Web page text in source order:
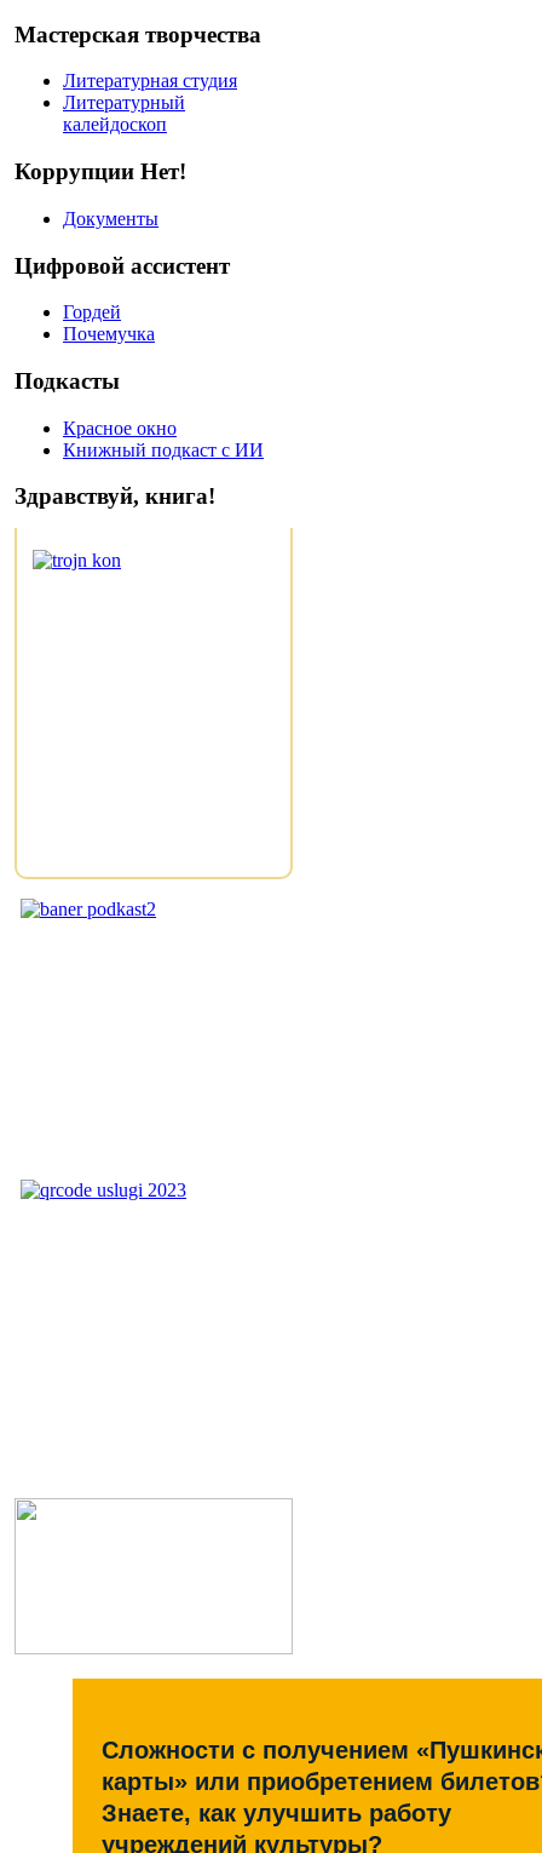
Мастерская творчества
Литературная студия
Литературный
калейдоскоп
Коррупции Нет!
Документы
Цифровой ассистент
Гордей
Почемучка
Подкасты
Красное окно
Книжный подкаст с ИИ
Здравствуй, книга!
Сложности с получением
карты» или приобретением
Знаете, как улучшить работу
учреждений культуры?